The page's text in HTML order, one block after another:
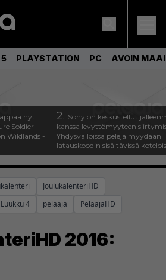
PLAYSTATION PC AVOIN
nyt
Soldier
Wildlands -
2. Sony on keskustellut
kanssa levyttömyyteen
Yhdysvalloissa pelejä myydään
latauskoodin sisältävissä
JoulukalenteriHD
Luukku 4 pelaaja PelaajaHD
2016: